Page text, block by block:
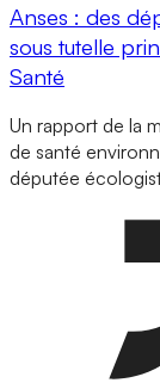
Anses : des
sous tutelle
Santé
Un rapport de la
de santé
députée